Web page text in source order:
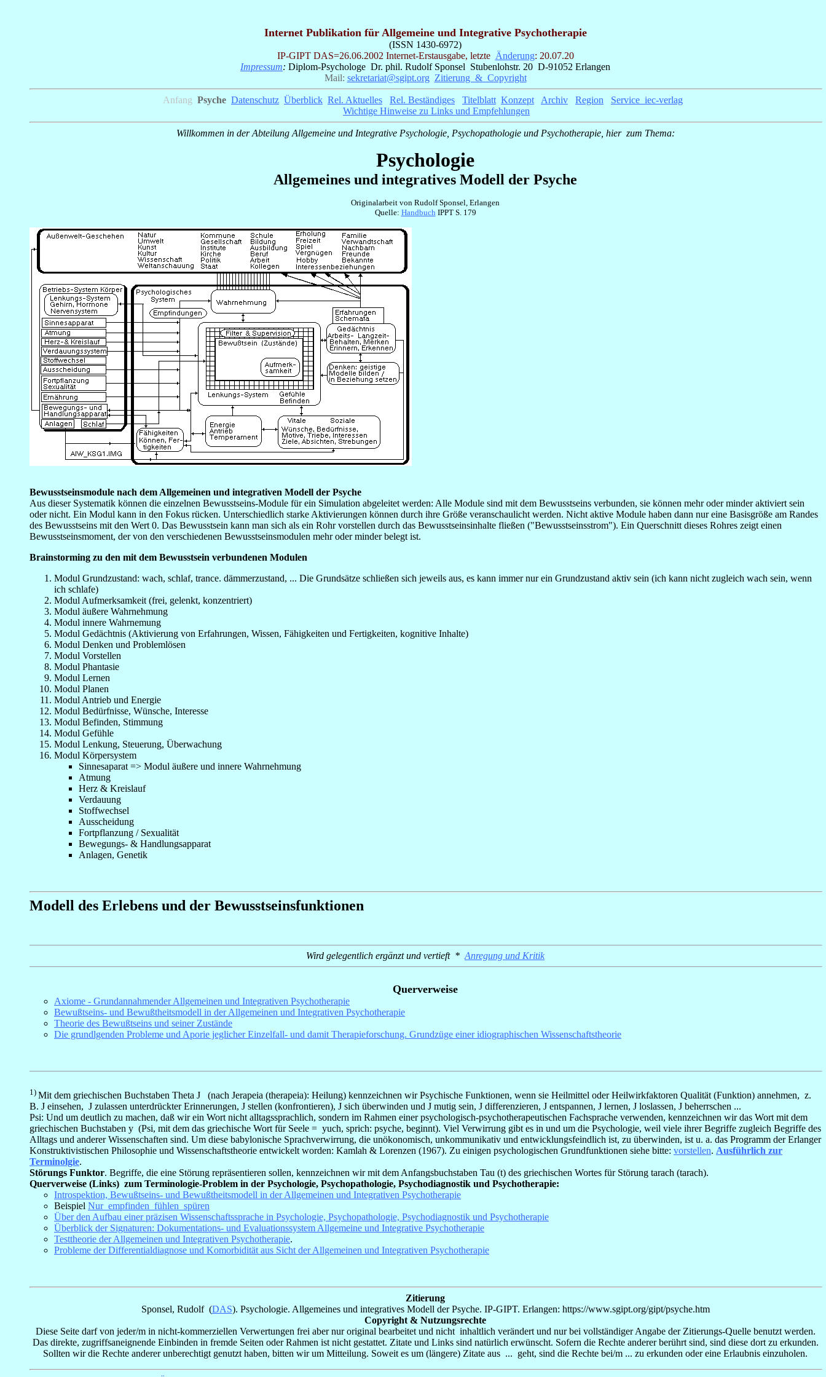
Internet Publikation für Allgemeine und Integrative Psychotherapie
(ISSN 1430-6972)
IP-GIPT DAS=26.06.2002 Internet-Erstausgabe, letzte Änderung: 20.07.20
Impressum: Diplom-Psychologe Dr. phil. Rudolf Sponsel Stubenlohstr. 20 D-91052 Erlangen
Mail: sekretariat@sgipt.org Zitierung & Copyright
Anfang Psyche Datenschutz Überblick Rel. Aktuelles Rel. Beständiges Titelblatt Konzept Archiv Region Service_iec-verlag
Wichtige Hinweise zu Links und Empfehlungen
Willkommen in der Abteilung Allgemeine und Integrative Psychologie, Psychopathologie und Psychotherapie, hier zum Thema:
Psychologie
Allgemeines und integratives Modell der Psyche
Originalarbeit von Rudolf Sponsel, Erlangen
Quelle: Handbuch IPPT S. 179
Bewusstseinsmodule nach dem Allgemeinen und integrativen Modell der Psyche
Aus dieser Systematik können die einzelnen Bewusstseins-Module für ein Simulation abgeleitet werden: Alle Module sind mit dem Bewusstseins verbunden, sie können mehr oder minder aktiviert sein
oder nicht. Ein Modul kann in den Fokus rücken. Unterschiedlich starke Aktivierungen können durch ihre Größe veranschaulicht werden. Nicht aktive Module haben dann nur eine Basisgröße am Randes
des Bewusstseins mit den Wert 0. Das Bewusstsein kann man sich als ein Rohr vorstellen durch das Bewusstseinsinhalte fließen ("Bewusstseinsstrom"). Ein Querschnitt dieses Rohres zeigt einen
Bewusstseinsmoment, der von den verschiedenen Bewusstseinsmodulen mehr oder minder belegt ist.
Brainstorming zu den mit dem Bewusstsein verbundenen Modulen
Modul Grundzustand: wach, schlaf, trance. dämmerzustand, ... Die Grundsätze schließen sich jeweils aus, es kann immer nur ein Grundzustand aktiv sein (ich kann nicht zugleich wach sein, wenn
ich schlafe)
Modul Aufmerksamkeit (frei, gelenkt, konzentriert)
Modul äußere Wahrnehmung
Modul innere Wahrnemung
Modul Gedächtnis (Aktivierung von Erfahrungen, Wissen, Fähigkeiten und Fertigkeiten, kognitive Inhalte)
Modul Denken und Problemlösen
Modul Vorstellen
Modul Phantasie
Modul Lernen
Modul Planen
Modul Antrieb und Energie
Modul Bedürfnisse, Wünsche, Interesse
Modul Befinden, Stimmung
Modul Gefühle
Modul Lenkung, Steuerung, Überwachung
Modul Körpersystem
Sinnesaparat => Modul äußere und innere Wahrnehmung
Atmung
Herz & Kreislauf
Verdauung
Stoffwechsel
Ausscheidung
Fortpflanzung / Sexualität
Bewegungs- & Handlungsapparat
Anlagen, Genetik
Modell des Erlebens und der Bewusstseinsfunktionen
Wird gelegentlich ergänzt und vertieft * Anregung und Kritik
Querverweise
Axiome - Grundannahmender Allgemeinen und Integrativen Psychotherapie
Bewußtseins- und Bewußtheitsmodell in der Allgemeinen und Integrativen Psychotherapie
Theorie des Bewußtseins und seiner Zustände
Die grundlgenden Probleme und Aporie jeglicher Einzelfall- und damit Therapieforschung. Grundzüge einer idiographischen Wissenschaftstheorie
1) Mit dem griechischen Buchstaben Theta J (nach Jerapeia (therapeia): Heilung) kennzeichnen wir Psychische Funktionen, wenn sie Heilmittel oder Heilwirkfaktoren Qualität (Funktion) annehmen, z.
B. J einsehen, J zulassen unterdrückter Erinnerungen, J stellen (konfrontieren), J sich überwinden und J mutig sein, J differenzieren, J entspannen, J lernen, J loslassen, J beherrschen ...
Psi: Und um deutlich zu machen, daß wir ein Wort nicht alltagssprachlich, sondern im Rahmen einer psychologisch-psychotherapeutischen Fachsprache verwenden, kennzeichnen wir das Wort mit dem
griechischen Buchstaben y (Psi, mit dem das griechische Wort für Seele = yuch, sprich: psyche, beginnt). Viel Verwirrung gibt es in und um die Psychologie, weil viele ihrer Begriffe zugleich Begriffe des
Alltags und anderer Wissenschaften sind. Um diese babylonische Sprachverwirrung, die unökonomisch, unkommunikativ und entwicklungsfeindlich ist, zu überwinden, ist u. a. das Programm der Erlanger
Konstruktivistischen Philosophie und Wissenschaftstheorie entwickelt worden: Kamlah & Lorenzen (1967). Zu einigen psychologischen Grundfunktionen siehe bitte: vorstellen. Ausführlich zur
Terminolgie.
Störungs Funktor. Begriffe, die eine Störung repräsentieren sollen, kennzeichnen wir mit dem Anfangsbuchstaben Tau (t) des griechischen Wortes für Störung tarach (tarach).
Querverweise (Links) zum Terminologie-Problem in der Psychologie, Psychopathologie, Psychodiagnostik und Psychotherapie:
Introspektion, Bewußtseins- und Bewußtheitsmodell in der Allgemeinen und Integrativen Psychotherapie
Beispiel Nur_empfinden_fühlen_spüren
Über den Aufbau einer präzisen Wissenschaftssprache in Psychologie, Psychopathologie, Psychodiagnostik und Psychotherapie
Überblick der Signaturen: Dokumentations- und Evaluationssystem Allgemeine und Integrative Psychotherapie
Testtheorie der Allgemeinen und Integrativen Psychotherapie.
Probleme der Differentialdiagnose und Komorbidität aus Sicht der Allgemeinen und Integrativen Psychotherapie
Zitierung
Sponsel, Rudolf (DAS). Psychologie. Allgemeines und integratives Modell der Psyche. IP-GIPT. Erlangen: https://www.sgipt.org/gipt/psyche.htm
Copyright & Nutzungsrechte
Diese Seite darf von jeder/m in nicht-kommerziellen Verwertungen frei aber nur original bearbeitet und nicht inhaltlich verändert und nur bei vollständiger Angabe der Zitierungs-Quelle benutzt werden.
Das direkte, zugriffsaneignende Einbinden in fremde Seiten oder Rahmen ist nicht gestattet. Zitate und Links sind natürlich erwünscht. Sofern die Rechte anderer berührt sind, sind diese dort zu erkunden.
Sollten wir die Rechte anderer unberechtigt genutzt haben, bitten wir um Mitteilung. Soweit es um (längere) Zitate aus ... geht, sind die Rechte bei/m ... zu erkunden oder eine Erlaubnis einzuholen.